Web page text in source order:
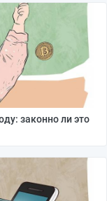
законно ли это